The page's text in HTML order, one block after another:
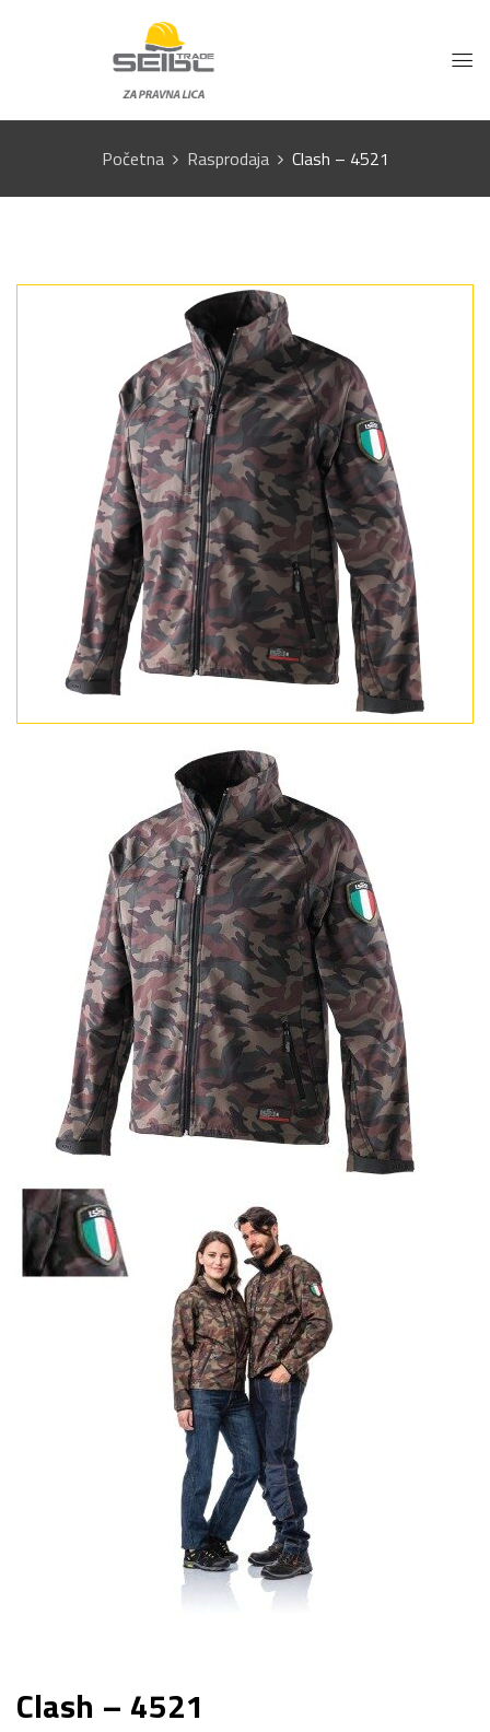
Početna Rasprodaja Clash – 4521
Clash – 4521